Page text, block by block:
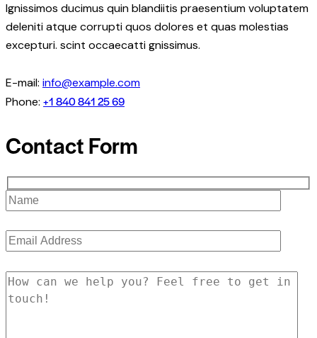
Ignissimos ducimus quin blandiitis praesentium voluptatem
deleniti atque corrupti quos dolores et quas molestias
excepturi. scint occaecatti gnissimus.
E-mail: info@example.com
Phone: +1 840 841 25 69
Contact Form